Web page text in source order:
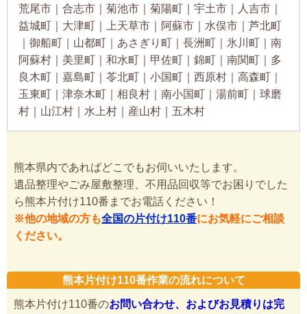
荒尾市｜合志市｜菊池市｜菊陽町｜宇土市｜人吉市｜
益城町｜大津町｜上天草市｜阿蘇市｜水俣市｜芦北町
｜御船町｜山都町｜あさぎり町｜長洲町｜氷川町｜南
阿蘇村｜美里町｜和水町｜甲佐町｜錦町｜南関町｜多
良木町｜嘉島町｜苓北町｜小国町｜西原村｜高森町｜
玉東町｜津奈木町｜相良村｜南小国町｜湯前町｜球磨
村｜山江村｜水上村｜産山村｜五木村
熊本県内であればどこでもお伺いいたします。
遺品整理やごみ屋敷整理、不用品回収等でお困りでした
ら熊本片付け110番までお電話ください！
※他の地域の方も全国の片付け110番にお気軽にご相談
ください。
熊本片付け110番作業の流れについて
熊本片付け110番のお問い合わせ、およびお見積りは完